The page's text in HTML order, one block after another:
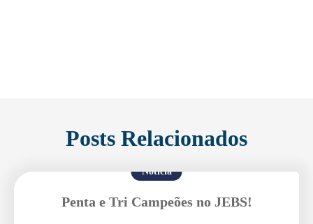
Posts Relacionados
Notícia
Penta e Tri Campeões no JEBS!